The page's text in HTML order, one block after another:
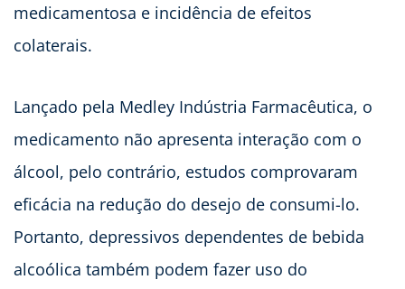
medicamentosa e incidência de efeitos
colaterais.
Lançado pela Medley Indústria Farmacêutica, o
medicamento não apresenta interação com o
álcool, pelo contrário, estudos comprovaram
eficácia na redução do desejo de consumi-lo.
Portanto, depressivos dependentes de bebida
alcoólica também podem fazer uso do